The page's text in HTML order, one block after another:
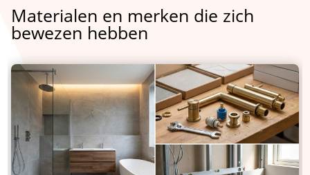
Materialen en merken die zich
bewezen hebben